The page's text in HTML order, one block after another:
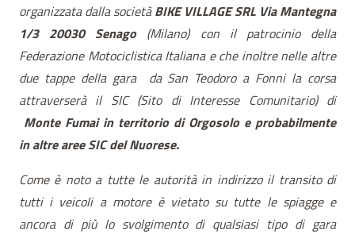
organizzata dalla societàBIKE VILLAGE SRL Via Mantegna
1/3 20030 Senago (Milano) con il patrocinio della
Federazione Motociclistica Italiana e che inoltre nelle altre
due tappe della gara
da San Teodoro a Fonni la corsa
attraverserà il SIC (Sito di Interesse Comunitario) di
Monte Fumai in territorio di Orgosolo e probabilmente
in altre aree SIC del Nuorese.
Come è noto a tutte le autorità in indirizzo il transito di
tutti i veicoli a motore è vietato su tutte le spiagge e
ancora di più lo svolgimento di qualsiasi tipo di gara